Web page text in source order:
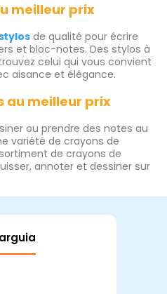
meilleur prix
de qualité pour écrire
et bloc-notes. Des stylos à
celui qui vous convient
aisance et élégance.
au meilleur prix
ou prendre des notes au
variété de crayons de
de crayons de
annoter et dessiner sur